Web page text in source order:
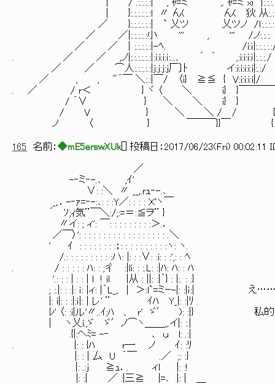
| / .:.:.:.:| , ｬ=ミ ,. ｬ=ミ xｉ
| }:.:.:.:.:.:l 〃 ん( ん( 狄 从
／ }:.:.:.:.:.:| ` 乂ツ 乂ツノ /ｌ:.:.:.:i:|
／ ／|:.:.:.:.:小. ''' , ''' /ノ:.:.:.
／ ／ ｜:.:.:.:.:|-ﾍ. /i:ｉ|:.:.:.:.:
. ／ ／ ,ノ|:.:.:.:.:.:|:i:i:i:ｉ:...、 ´ ｀ ,:i:i:i:ｉ|:.:.:./
／ ／ ⌒人:.:.:.:.:|j:j:j:j厂〕ﾄ イ:i:i:i:i:i|:.:/
／ , , "´￣ ＼:.:|￣/ 〈i} ≧≦ { V:i:i:i:i|/
. ／ / r＜ } ヾ 〈 ＼ i} }￣￣￣￣{
/ ´∨ } ＼ ＼ i} } {
/ V } ＼ ＼ / / {
ノ 〈 } ￣￣￣}}￣
165 名前： ◆mE5erswXUk[ ] 投稿日： 2017/06/23(Fri) 00:02:11
／
-‐ミ‐-.､ ,ｲ'
∨: :＼ 〃 __,.rｭ‐-.､
_,.．-‐ｧ=‐-:､: : :Y／: : : : Ｘ'ヽ￣
´ ｿ;ｨ気¨￣＼:/;:=＝:≦ヲ¨ }
〃イ: ; ィ': ￣: : : : : : : : :＞.．
／￣〉': : : : : : : : : : : : : : : : : : .＼
' ｲ : : : : : : : :；: : : : : : : : : :ヽ: ヽ.
/.: : : : : : : : : :ハ: |: : :∨: :i: : :',: : ﾍ
. / : : : : : ﾊ: : ;彳 :|li: : :.L: :|ﾊ: ﾊ: : ﾊ
'.: : : | : : | l ! il |从 : ||: :|｀} : |:. : :}
; :.|: : :|: ｉ: |ィ: |｀L_,. | ＞:l`=ミｰ-|: :|ｉ:| え……な
|: i|: : :|:ｉ|: | レ' ¨ ｲﾊ Y_|: :|ﾘ
ﾚ' 〈: :i|ル'〃..ｲ;ﾊ 、 r' ゞ′ ): :|} 私的にはよく
| ヽ乂i.,ゞ ゞ′ノ⌒ヽ＿＿,,.イ|: :.|
.{|:ヘﾐ= -‐ ､ ｕ l: .:|
. |: : {ﾊ r一 ノ ｲ: :ﾘ
|: : | 厶 U ｀￣ .／ ;: :}
|: .:j ≧ｭ．. ィl |: :!
|: :| ／ :|三≧ |=､ |: | ＿